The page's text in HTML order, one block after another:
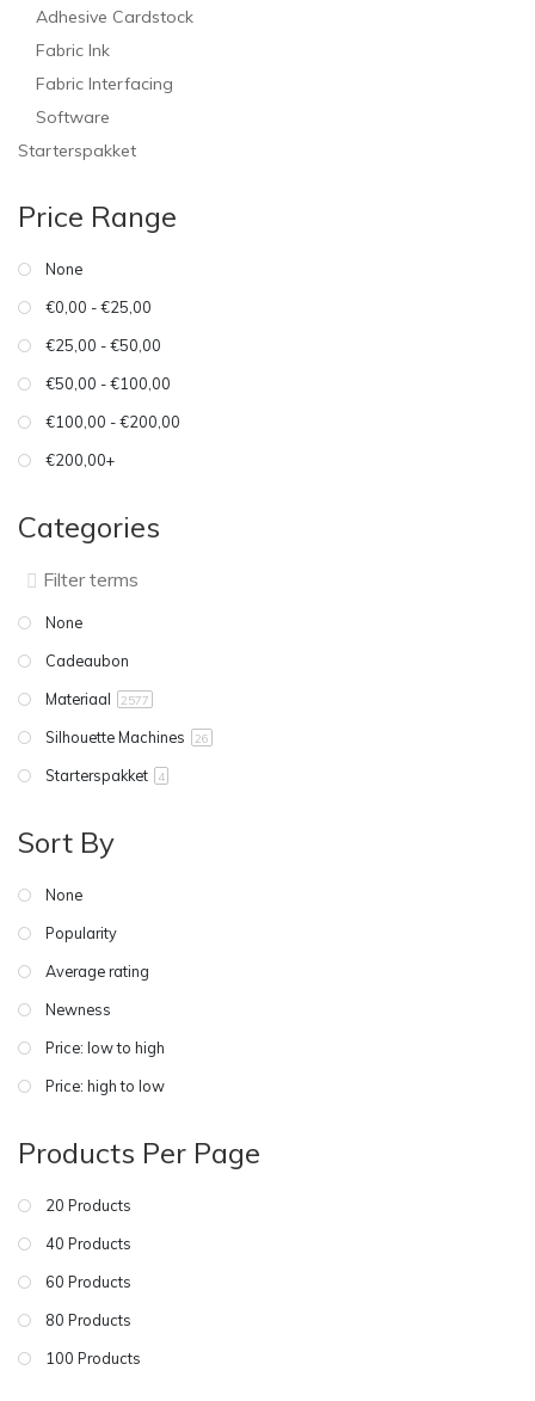
Adhesive Cardstock
Fabric Ink
Fabric Interfacing
Software
Starterspakket
Price Range
None
€0,00 - €25,00
€25,00 - €50,00
€50,00 - €100,00
€100,00 - €200,00
€200,00+
Categories
None
Cadeaubon
Materiaal
2577
Silhouette Machines 26
Starterspakket 4
Sort By
None
Popularity
Average rating
Newness
Price: low to high
Price: high to low
Products Per Page
20 Products
40 Products
60 Products
80 Products
100 Products